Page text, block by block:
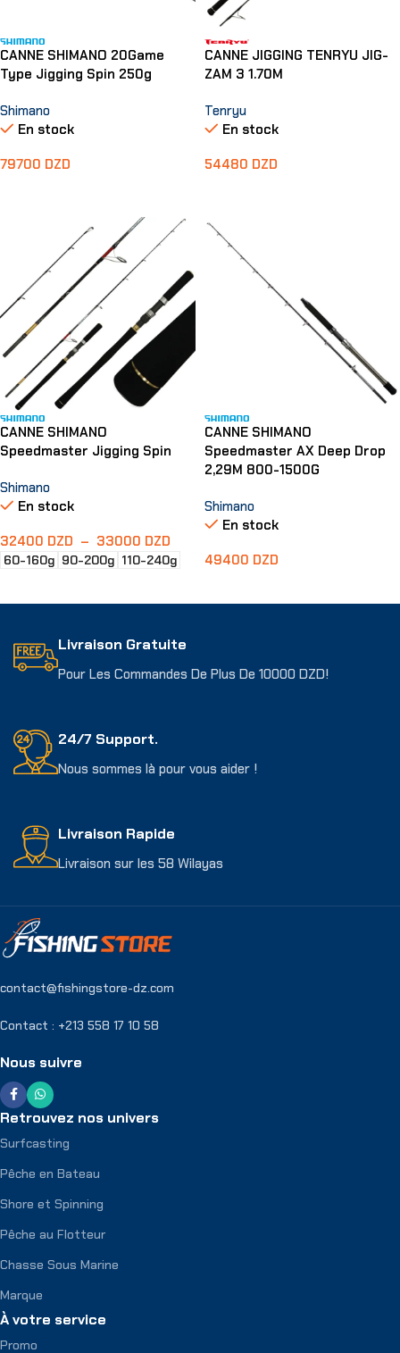
CANNE SHIMANO 20Game
Type Jigging Spin 250g
Shimano
En stock
79700 DZD
CANNE JIGGING TENRYU JIG-
ZAM 3 1.70M
Tenryu
En stock
54480 DZD
CANNE SHIMANO
Speedmaster Jigging Spin
Shimano
En stock
32400 DZD – 33000 DZD
60-160g 90-200g 110-240g
CANNE SHIMANO
Speedmaster AX Deep Drop
2,29M 800-1500G
Shimano
En stock
49400 DZD
Livraison Gratuite
Pour Les Commandes De Plus De 10000 DZD!
24/7 Support.
Nous sommes là pour vous aider !
Livraison Rapide
Livraison sur les 58 Wilayas
contact@fishingstore-dz.com
Contact : +213 558 17 10 58
Nous suivre
Retrouvez nos univers
Surfcasting
Pêche en Bateau
Shore et Spinning
Pêche au Flotteur
Chasse Sous Marine
Marque
À votre service
Promo